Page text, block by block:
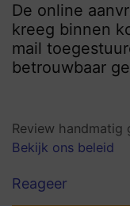
De online
kreeg binnen
mail
betrouwbaar
Review handmatig
Bekijk ons beleid
Reageer